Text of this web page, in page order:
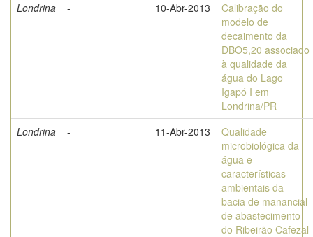
Londrina
- 10-Abr-2013
Calibração do
modelo de
decaimento da
DBO5,20 associado
à qualidade da
água do Lago
Igapó I em
Londrina/PR
Londrina
- 11-Abr-2013
Qualidade
microbiológica da
água e
características
ambientais da
bacia de manancial
de abastecimento
do Ribeirão Cafezal